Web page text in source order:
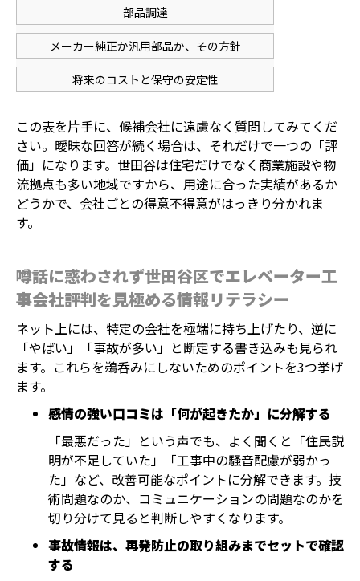
部品調達
メーカー純正か汎用部品か、その方針
将来のコストと保守の安定性
この表を片手に、候補会社に遠慮なく質問してみてくだ
さい。曖昧な回答が続く場合は、それだけで一つの「評
価」になります。世田谷は住宅だけでなく商業施設や物
流拠点も多い地域ですから、用途に合った実績があるか
どうかで、会社ごとの得意不得意がはっきり分かれま
す。
噂話に惑わされず世田谷区でエレベーター工
事会社評判を見極める情報リテラシー
ネット上には、特定の会社を極端に持ち上げたり、逆に
「やばい」「事故が多い」と断定する書き込みも見られ
ます。これらを鵜呑みにしないためのポイントを3つ挙げ
ます。
感情の強い口コミは「何が起きたか」に分解する
「最悪だった」という声でも、よく聞くと「住民説
明が不足していた」「工事中の騒音配慮が弱かっ
た」など、改善可能なポイントに分解できます。技
術問題なのか、コミュニケーションの問題なのかを
切り分けて見ると判断しやすくなります。
事故情報は、再発防止の取り組みまでセットで確認
する